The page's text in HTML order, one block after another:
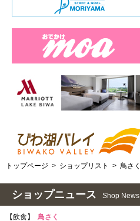
トップページ > ショップリスト > 鳥さく
ショップニュース Shop News
【飲食】 鳥さく